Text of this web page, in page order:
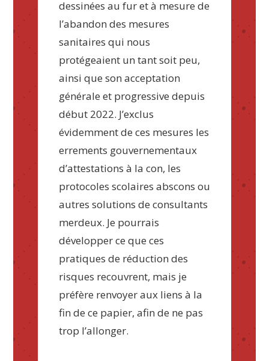
dessinées au fur et à mesure de
l’abandon des mesures
sanitaires qui nous
protégeaient un tant soit peu,
ainsi que son acceptation
générale et progressive depuis
début 2022. J’exclus
évidemment de ces mesures les
errements gouvernementaux
d’attestations à la con, les
protocoles scolaires abscons ou
autres solutions de consultants
merdeux. Je pourrais
développer ce que ces
pratiques de réduction des
risques recouvrent, mais je
préfère renvoyer aux liens à la
fin de ce papier, afin de ne pas
trop l’allonger.